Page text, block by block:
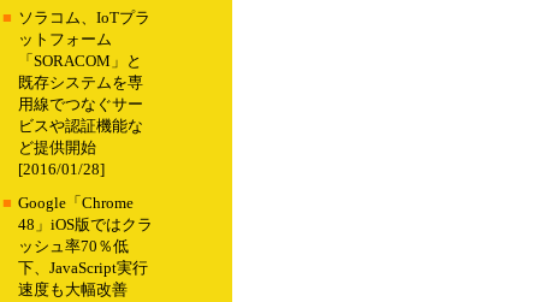
■ ソラコム、IoTプラ
ットフォーム
「SORACOM」と
既存システムを専
用線でつなぐサー
ビスや認証機能な
ど提供開始
[2016/01/28]
■ Google「Chrome
48」iOS版ではクラ
ッシュ率70％低
下、JavaScript実行
速度も大幅改善